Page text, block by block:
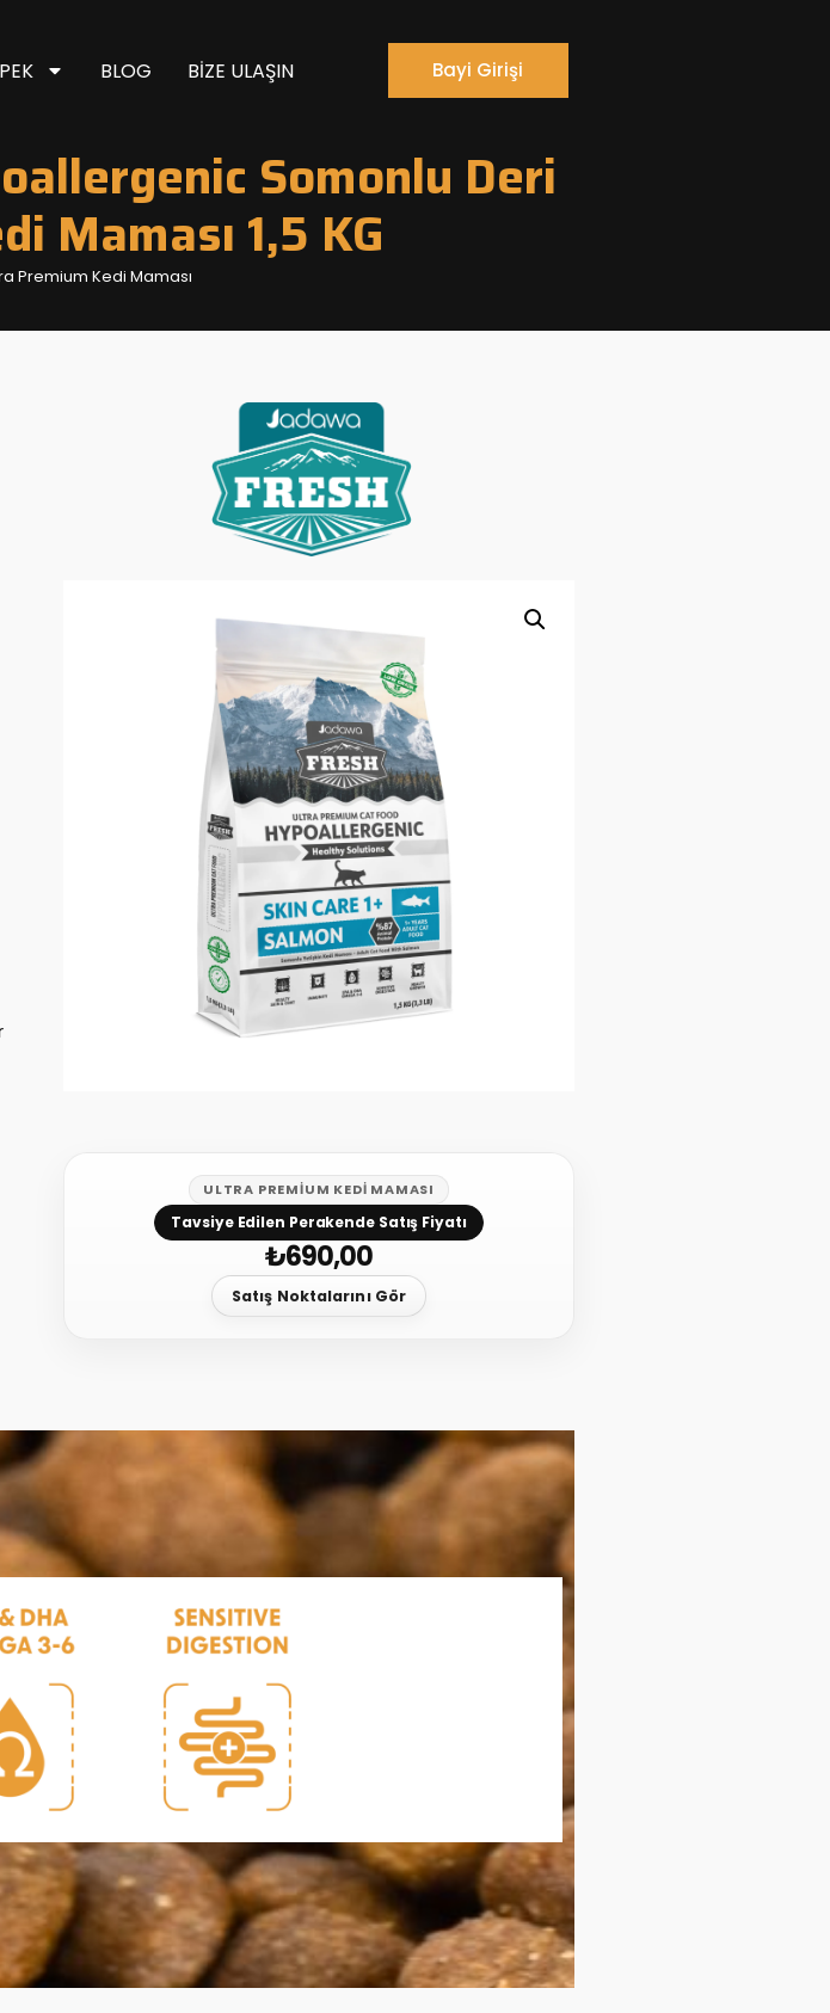
BLOG BIZE ULAŞIN Bayi Girişi
Somonlu Deri
Maması 1,5 KG
Premium Kedi Maması
ULTRA PREMIUM KEDI MAMASI
Tavsiye Edilen Perakende Satış Fiyatı
₺690,00
Satış Noktalarını Gör